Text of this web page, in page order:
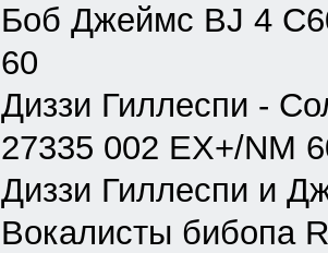
Боб Джеймс BJ 4
60
Диззи Гиллеспи -
27335 002 EX+/NM
Диззи Гиллеспи и
Вокалисты бибопа